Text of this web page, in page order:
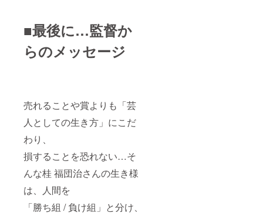
■最後に…監督か
らのメッセージ
売れることや賞よりも「芸
人としての生き方」にこだ
わり、
損することを恐れない…そ
んな桂 福団治さんの生き様
は、人間を
「勝ち組 / 負け組」と分け、